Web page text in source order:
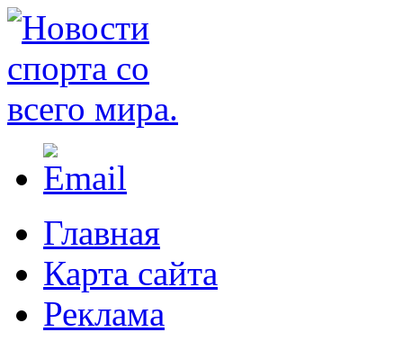
Главная
Карта сайта
Реклама